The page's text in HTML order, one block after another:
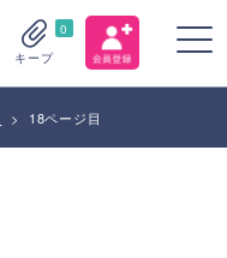
0
キープ
> 18ページ目